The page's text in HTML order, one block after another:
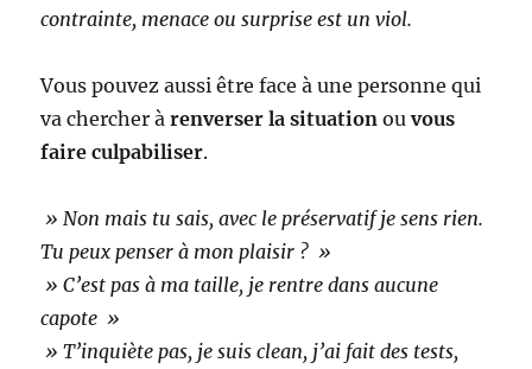
contrainte, menace ou surprise est un viol.
Vous pouvez aussi être face à une personne qui
va chercher àrenverser la situationou vous
faire culpabiliser.
» Non mais tu sais, avec le préservatif je sens rien.
Tu peux penser à mon plaisir ? »
» C’est pas à ma taille, je rentre dans aucune
capote »
» T’inquiète pas, je suis clean, j’ai fait des tests,